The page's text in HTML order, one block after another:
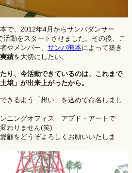
で、2012年4月からサンバダンサー
動をスタートさせました。その後、こ
やメンバー、 サンバ熊本によって築き
績を大切にしたい。
り、今活動できているのは、これまで
壌」が出来上がったから。
きるよう「想い」を込めて命名しまし
ニングオフィス アブド・アートで
わりません(笑)
顧をどうぞよろしくお願いいたしま